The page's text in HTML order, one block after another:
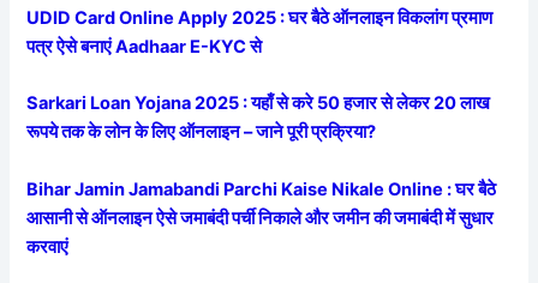
UDID Card Online Apply 2025 : घर बैठे ऑनलाइन विकलांग प्रमाण
पत्र ऐसे बनाएं Aadhaar E-KYC से
Sarkari Loan Yojana 2025 : यहाँ से करे 50 हजार से लेकर 20 लाख
रूपये तक के लोन के लिए ऑनलाइन – जाने पूरी प्रक्रिया?
Bihar Jamin Jamabandi Parchi Kaise Nikale Online : घर बैठे
आसानी से ऑनलाइन ऐसे जमाबंदी पर्ची निकाले और जमीन की जमाबंदी में सुधार
करवाएं